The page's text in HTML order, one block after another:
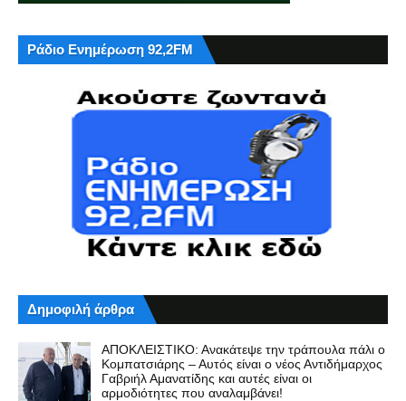
Ράδιο Ενημέρωση 92,2FM
Δημοφιλή άρθρα
ΑΠΟΚΛΕΙΣΤΙΚΟ: Ανακάτεψε την τράπουλα πάλι ο
Κομπατσιάρης – Αυτός είναι ο νέος Αντιδήμαρχος
Γαβριήλ Αμανατίδης και αυτές είναι οι
αρμοδιότητες που αναλαμβάνει!